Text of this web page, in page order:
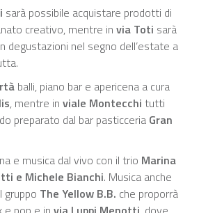
sarà possibile acquistare prodotti di
creativo, mentre in via Toti sarà
degustazioni nel segno dell’estate a
balli, piano bar e apericena a cura
, mentre in viale Montecchi tutti
preparato dal bar pasticceria Gran
e musica dal vivo con il trio Marina
e Michele Bianchi. Musica anche
gruppo The Yellow B.B. che proporrà